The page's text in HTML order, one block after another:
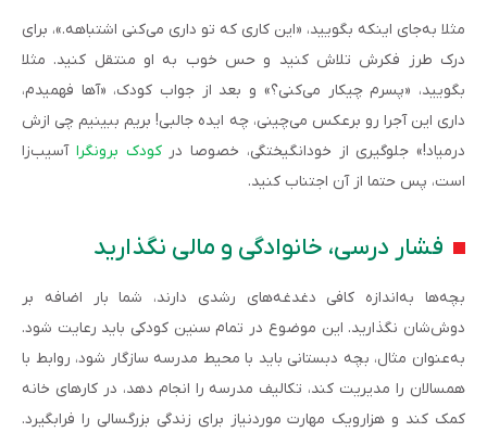
مثلا به‌جای اینکه بگویید، «این کاری که تو داری می‌کنی اشتباهه.»، برای
درک طرز فکرش تلاش کنید و حس خوب به او منتقل کنید. مثلا
بگویید، «پسرم چیکار می‌کنی؟» و بعد از جواب کودک، «آها فهمیدم،
داری این آجرا رو برعکس می‌چینی، چه ایده جالبی! بریم ببینیم چی ازش
درمیاد!» جلوگیری از خودانگیختگی، خصوصا درکودک برونگراآسیب‌زا
است، پس حتما از آن اجتناب کنید.
فشار درسی، خانوادگی و مالی نگذارید
بچه‌ها به‌اندازه کافی دغدغه‌های رشدی دارند، شما بار اضافه بر
دوش‌شان نگذارید. این موضوع در تمام سنین کودکی باید رعایت شود.
به‌عنوان مثال، بچه دبستانی باید با محیط مدرسه سازگار شود، روابط با
همسالان را مدیریت کند، تکالیف مدرسه را انجام دهد، در کارهای خانه
کمک کند و هزارویک مهارت موردنیاز برای زندگی بزرگسالی را فرابگیرد.